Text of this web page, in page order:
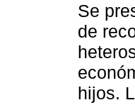
Se
de
hijos.